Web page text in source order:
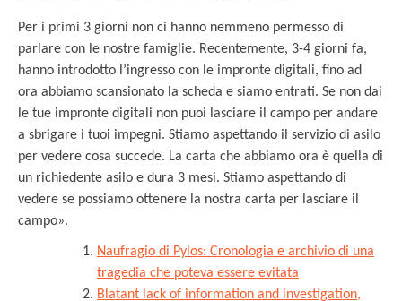
Per i primi 3 giorni non ci hanno nemmeno permesso di
parlare con le nostre famiglie. Recentemente, 3-4 giorni fa,
hanno introdotto l’ingresso con le impronte digitali, fino ad
ora abbiamo scansionato la scheda e siamo entrati. Se non dai
le tue impronte digitali non puoi lasciare il campo per andare
a sbrigare i tuoi impegni. Stiamo aspettando il servizio di asilo
per vedere cosa succede. La carta che abbiamo ora è quella di
un richiedente asilo e dura 3 mesi. Stiamo aspettando di
vedere se possiamo ottenere la nostra carta per lasciare il
campo».
Naufragio di Pylos: Cronologia e archivio di una
tragedia che poteva essere evitata
Blatant lack of information and investigation,